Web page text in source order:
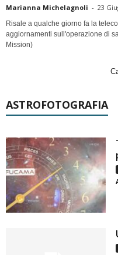
Marianna Michelagnoli - 23
Risale a qualche giorno fa la
aggiornamenti sull'operazione di
Mission)
ASTROFOTOGRAFIA